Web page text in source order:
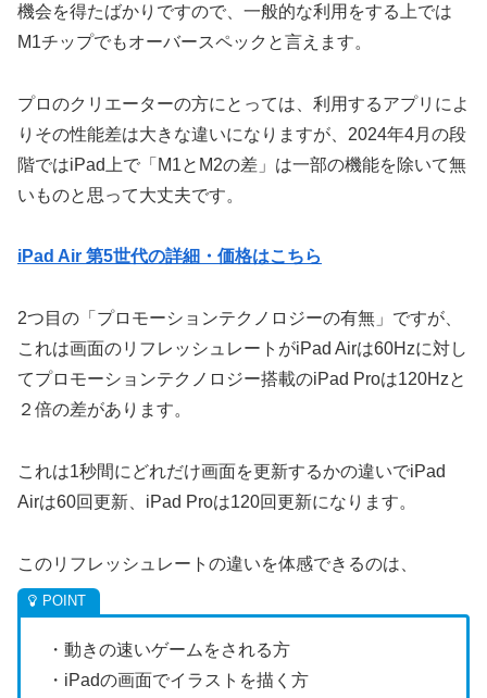
機会を得たばかりですので、一般的な利用をする上では
M1チップでもオーバースペックと言えます。
プロのクリエーターの方にとっては、利用するアプリによ
りその性能差は大きな違いになりますが、2024年4月の段
階ではiPad上で「M1とM2の差」は一部の機能を除いて無
いものと思って大丈夫です。
iPad Air 第5世代の詳細・価格はこちら
2つ目の「プロモーションテクノロジーの有無」ですが、
これは画面のリフレッシュレートがiPad Airは60Hzに対し
てプロモーションテクノロジー搭載のiPad Proは120Hzと
２倍の差があります。
これは1秒間にどれだけ画面を更新するかの違いでiPad
Airは60回更新、iPad Proは120回更新になります。
このリフレッシュレートの違いを体感できるのは、
・動きの速いゲームをされる方
・iPadの画面でイラストを描く方